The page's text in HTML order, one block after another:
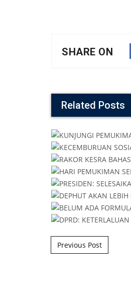
SHARE ON
Related Posts
Post
Previous Post